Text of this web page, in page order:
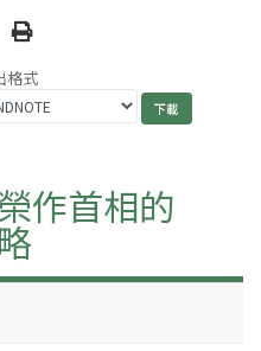
Print
格式
作首相的